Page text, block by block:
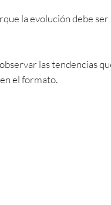
la evolución debe ser
las tendencias
el formato.